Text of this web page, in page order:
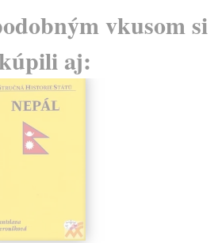
vkusom si
aj: